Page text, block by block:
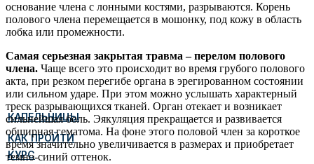
КАПЕЛЬНИЦЫ
КАК ПРОЙТИ
КУРС
основание члена с лонными костями, разрываются. Корень
полового члена перемещается в мошонку, под кожу в область
лобка или промежности.
Самая серьезная закрытая травма – перелом полового
члена. Чаще всего это происходит во время грубого полового
акта, при резком перегибе органа в эрегированном состоянии
или сильном ударе. При этом можно услышать характерный
треск разрывающихся тканей. Орган отекает и возникает
сильнейшая боль. Эякуляция прекращается и развивается
обширная гематома. На фоне этого половой член за короткое
время значительно увеличивается в размерах и приобретает
темно-синий оттенок.